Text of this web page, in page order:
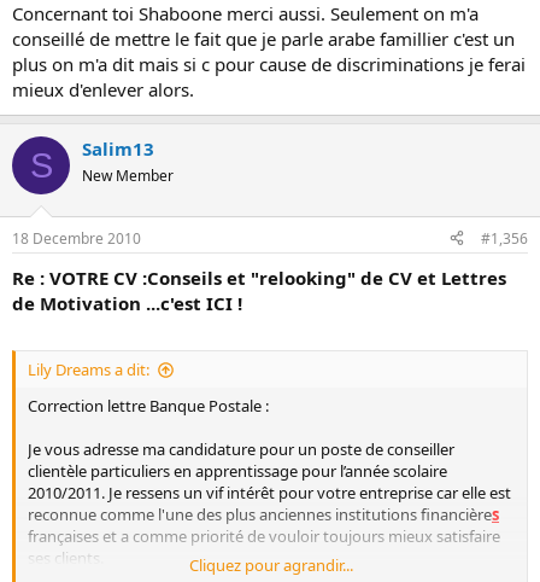
Concernant toi Shaboone merci aussi. Seulement on m'a
conseillé de mettre le fait que je parle arabe famillier c'est un
plus on m'a dit mais si c pour cause de discriminations je ferai
mieux d'enlever alors.
S Salim13
New Member
18 Decembre 2010 #1,356
Re : VOTRE CV :Conseils et "relooking" de CV et Lettres
de Motivation ...c'est ICI !
Lily Dreams a dit:
Correction lettre Banque Postale :
Je vous adresse ma candidature pour un poste de conseiller
clientèle particuliers en apprentissage pour l’année scolaire
2010/2011. Je ressens un vif intérêt pour votre entreprise car elle est
reconnue comme l'une des plus anciennes institutions financières
françaises et a comme priorité de vouloir toujours mieux satisfaire
ses clients.
Cliquez pour agrandir...